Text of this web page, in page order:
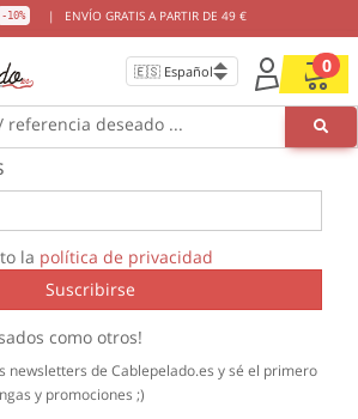
-10% | ENVÍO GRATIS A PARTIR DE 49 €
0
referencia deseado ...
DESDE 49€
la política de privacidad
Suscribirse
como otros!
newsletters de Cablepelado.es y sé el primero
y promociones ;)